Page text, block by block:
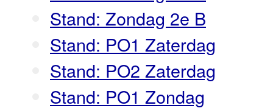
Stand: Zondag 2e B
Stand: PO1 Zaterdag
Stand: PO2 Zaterdag
Stand: PO1 Zondag